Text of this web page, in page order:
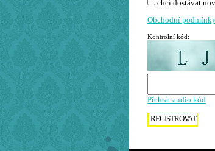
chci dostávat
Obchodní
Kontrolní kód:
Přehrát audio kód